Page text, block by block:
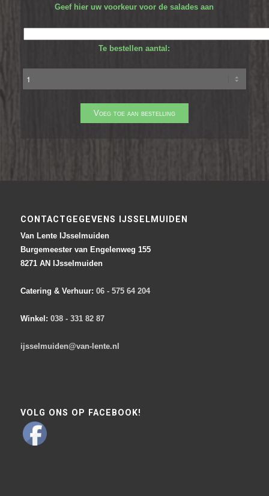
Geef hier uw voorkeur voor de salades aan
Te bestellen aantal:
CONTACTGEGEVENS IJSSELMUIDEN
Van Lente IJsselmuiden
Burgemeester van Engelenweg 155
8271 AN IJsselmuiden
Catering & Verhuur: 06 - 575 64 204
Winkel: 038 - 331 82 87
ijsselmuiden@van-lente.nl
VOLG ONS OP FACEBOOK!